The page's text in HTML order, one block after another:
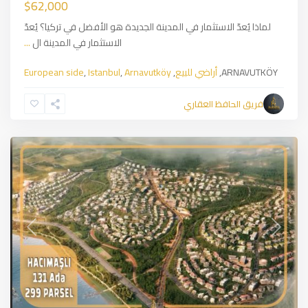
$62,000
لماذا يُعدّ الاستثمار في المدينة الجديدة هو الأفضل في تركيا؟ يُعدّ
الاستثمار في المدينة ال...
ARNAVUTKÖY, أراضي للبيع,
European side,Istanbul,Arnavutköy
فريق الحافظ العقاري
للبيع,
European
side,
Next